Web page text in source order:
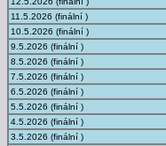
11.5.2026 (finální )
10.5.2026 (finální )
9.5.2026 (finální )
8.5.2026 (finální )
7.5.2026 (finální )
6.5.2026 (finální )
5.5.2026 (finální )
4.5.2026 (finální )
3.5.2026 (finální )